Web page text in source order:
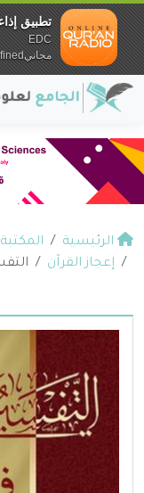
الرئيسية
إعجاز القرآن
تطبيق
EDC
مجانيundefined